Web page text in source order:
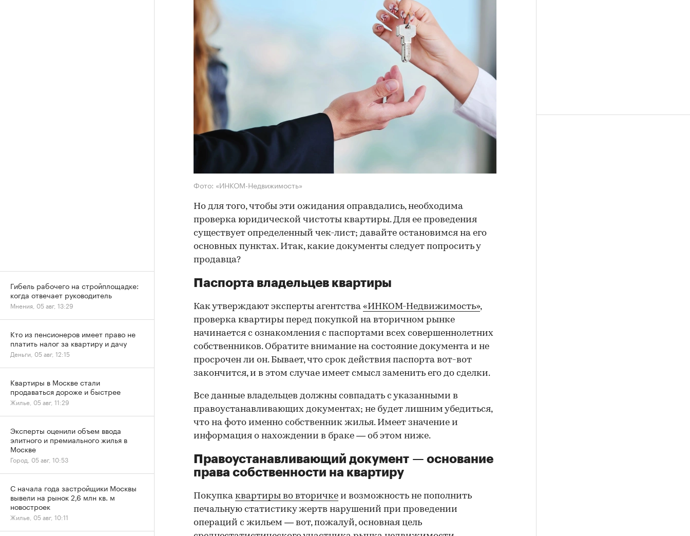
Фото: «ИНКОМ-Недвижимость»
Но для того, чтобы эти ожидания оправдались, необходима
проверка юридической чистоты квартиры. Для ее проведения
существует определенный чек-лист; давайте остановимся на его
основных пунктах. Итак, какие документы следует попросить у
продавца?
Паспорта владельцев квартиры
Как утверждают эксперты агентства «ИНКОМ-Недвижимость»,
проверка квартиры перед покупкой на вторичном рынке
начинается с ознакомления с паспортами всех совершеннолетних
собственников. Обратите внимание на состояние документа и не
просрочен ли он. Бывает, что срок действия паспорта вот-вот
закончится, и в этом случае имеет смысл заменить его до сделки.
Все данные владельцев должны совпадать с указанными в
правоустанавливающих документах; не будет лишним убедиться,
что на фото именно собственник жилья. Имеет значение и
информация о нахождении в браке — об этом ниже.
Правоустанавливающий документ — основание
права собственности на квартиру
Покупка квартиры во вторичке и возможность не пополнить
печальную статистику жертв нарушений при проведении
операций с жильем — вот, пожалуй, основная цель
Гибель рабочего на стройплощадке:
когда отвечает руководитель
Мнения, 05 авг, 13:29
Кто из пенсионеров имеет право не
платить налог за квартиру и дачу
Деньги, 05 авг, 12:15
Квартиры в Москве стали
продаваться дороже и быстрее
Жилье, 05 авг, 11:29
Эксперты оценили объем ввода
элитного и премиального жилья в
Москве
Город, 05 авг, 10:53
С начала года застройщики Москвы
вывели на рынок 2,6 млн кв. м
новостроек
Жилье, 05 авг, 10:11